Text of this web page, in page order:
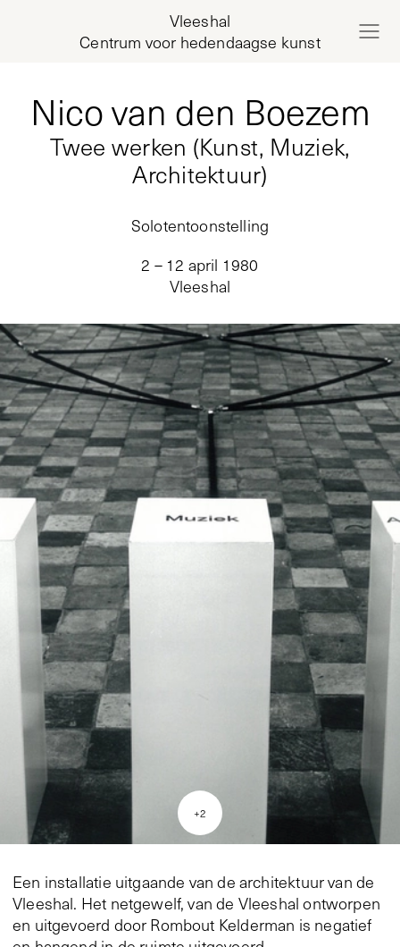
Vleeshal
Centrum voor hedendaagse kunst
Twee werken (Kunst, Muziek,
Architektuur)
Nico van den Boezem
Solotentoonstelling
2 – 12 april 1980
Vleeshal
+2
Een installatie uitgaande van de architektuur van de
Vleeshal. Het netgewelf, van de Vleeshal ontworpen
en uitgevoerd door Rombout Kelderman is negatief